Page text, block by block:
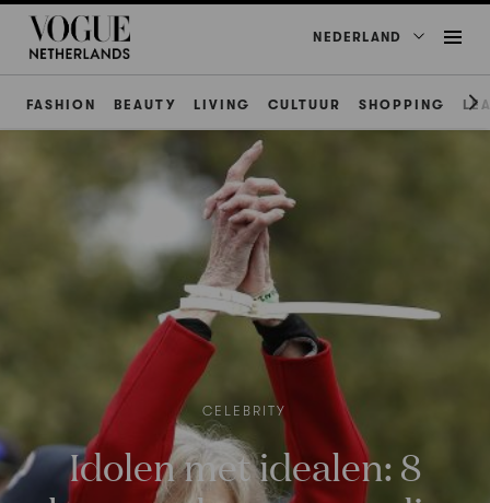
NEDERLAND
FASHION BEAUTY LIVING CULTUUR SHOPPING
CELEBRITY
Idolen met idealen: 8